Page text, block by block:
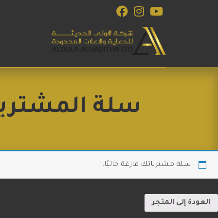
سلة
سلة مشترياتك فارغة حاليًا.
العودة إلى المتجر